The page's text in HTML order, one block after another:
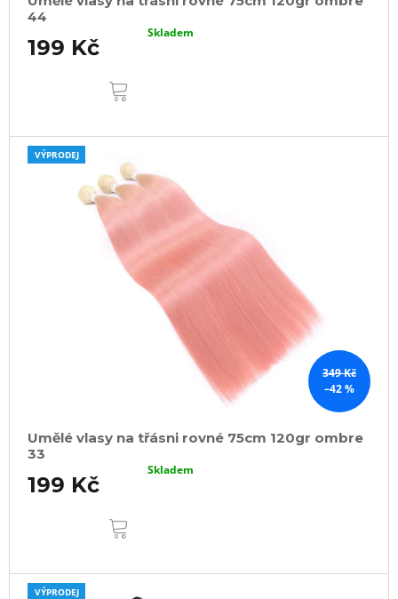
44
199 Kč
Skladem
349 Kč
–42 %
VÝPRODEJ
Umělé vlasy na třásni rovné 75cm 120gr ombre
33
199 Kč
Skladem
VÝPRODEJ